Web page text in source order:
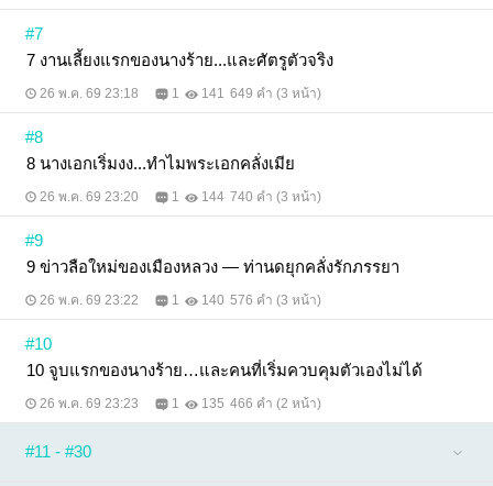
#7
7 งานเลี้ยงแรกของนางร้าย...และศัตรูตัวจริง
26 พ.ค. 69 23:18 1 141 649 คำ (3 หน้า)
#8
8 นางเอกเริ่มงง...ทำไมพระเอกคลั่งเมีย
26 พ.ค. 69 23:20 1 144 740 คำ (3 หน้า)
#9
9 ข่าวลือใหม่ของเมืองหลวง — ท่านดยุกคลั่งรักภรรยา
26 พ.ค. 69 23:22 1 140 576 คำ (3 หน้า)
#10
10 จูบแรกของนางร้าย…และคนที่เริ่มควบคุมตัวเองไม่ได้
26 พ.ค. 69 23:23 1 135 466 คำ (2 หน้า)
#11 - #30